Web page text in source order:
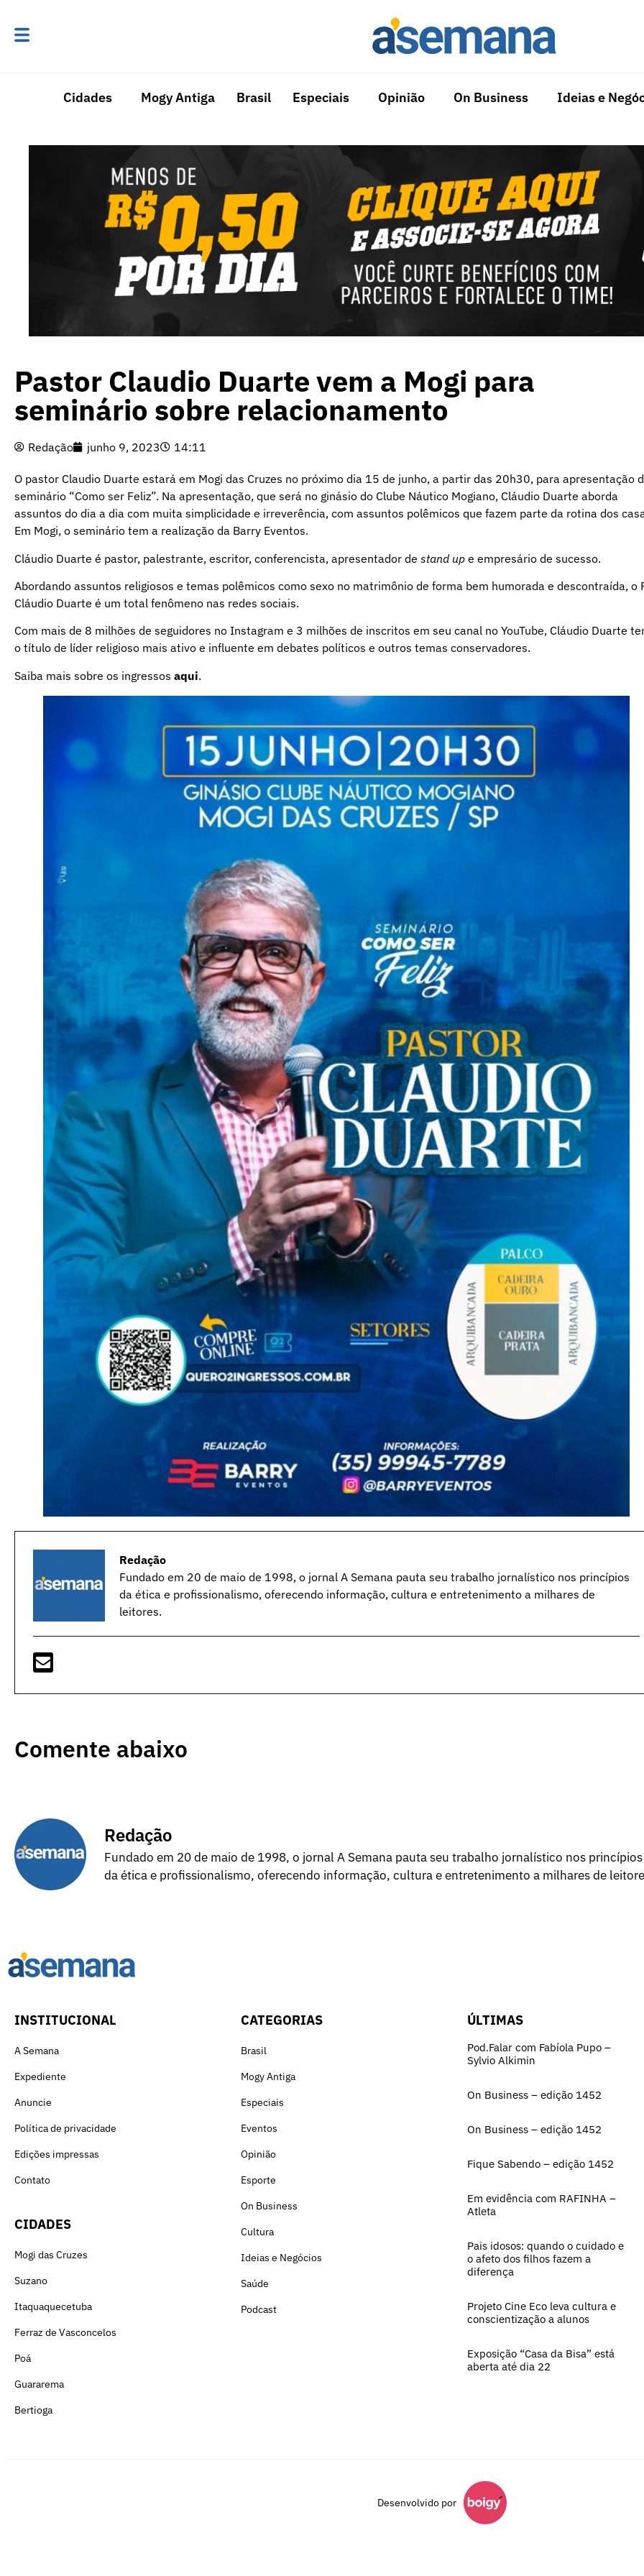
Cidades Mogy Antiga Brasil Especiais Opinião On Business Ideias e
Pastor Claudio Duarte vem a Mogi para
seminário sobre relacionamento
Redação junho 9, 2023 14:11
O pastor Claudio Duarte estará em Mogi das Cruzes no próximo dia 15 de junho, a partir das 20h30, para apresentação
seminário “Como ser Feliz”. Na apresentação, que será no ginásio do Clube Náutico Mogiano, Cláudio Duarte aborda
assuntos do dia a dia com muita simplicidade e irreverência, com assuntos polêmicos que fazem parte da rotina dos
Em Mogi, o seminário tem a realização da Barry Eventos.
Cláudio Duarte é pastor, palestrante, escritor, conferencista, apresentador de stand up e empresário de sucesso.
Abordando assuntos religiosos e temas polêmicos como sexo no matrimônio de forma bem humorada e descontraída, o
Cláudio Duarte é um total fenômeno nas redes sociais.
Com mais de 8 milhões de seguidores no Instagram e 3 milhões de inscritos em seu canal no YouTube, Cláudio Duarte
o título de líder religioso mais ativo e influente em debates políticos e outros temas conservadores.
Saiba mais sobre os ingressos aqui.
Redação
Fundado em 20 de maio de 1998, o jornal A Semana pauta seu trabalho jornalístico nos princípios
da ética e profissionalismo, oferecendo informação, cultura e entretenimento a milhares de
leitores.
Comente abaixo
Redação
Fundado em 20 de maio de 1998, o jornal A Semana pauta seu trabalho jornalístico nos princípios
da ética e profissionalismo, oferecendo informação, cultura e entretenimento a milhares de
INSTITUCIONAL
A Semana
Expediente
Anuncie
Política de privacidade
Edições impressas
Contato
CIDADES
Mogi das Cruzes
Suzano
Itaquaquecetuba
Ferraz de Vasconcelos
Poá
Guararema
Bertioga
CATEGORIAS
Brasil
Mogy Antiga
Especiais
Eventos
Opinião
Esporte
On Business
Cultura
Ideias e Negócios
Saúde
Podcast
ÚLTIMAS
Pod.Falar com Fabíola Pupo –
Sylvio Alkimin
On Business – edição 1452
On Business – edição 1452
Fique Sabendo – edição 1452
Em evidência com RAFINHA –
Atleta
Pais idosos: quando o cuidado e
o afeto dos filhos fazem a
diferença
Projeto Cine Eco leva cultura e
conscientização a alunos
Exposição “Casa da Bisa” está
aberta até dia 22
Desenvolvido por